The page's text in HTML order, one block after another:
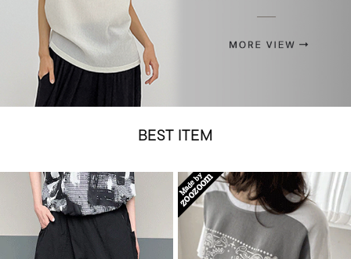
BEST ITEM